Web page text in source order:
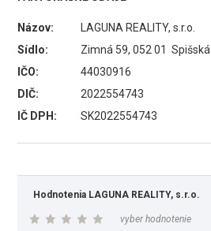
Názov:
LAGUNA REALITY, s.r.o.
Sídlo:
Zimná 59, 052 01 Spišská
IČO:
44030916
DIČ:
2022554743
IČ DPH:
SK2022554743
Hodnotenia LAGUNA REALITY, s.r.o.
vyber hodnotenie